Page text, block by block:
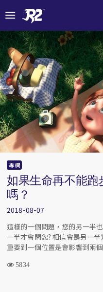
專欄
如果生命再不能
嗎？
2018-08-07
這樣的一個問題，您的另一半
一半才會問您? 相信會是另一
重要到一個位置是會影響到兩
5834